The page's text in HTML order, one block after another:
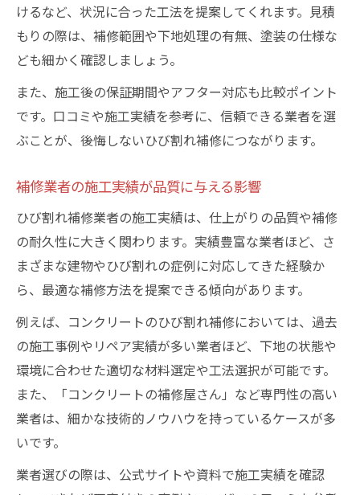
けるなど、状況に合った工法を提案してくれます。見積
もりの際は、補修範囲や下地処理の有無、塗装の仕様な
ども細かく確認しましょう。
また、施工後の保証期間やアフター対応も比較ポイント
です。口コミや施工実績を参考に、信頼できる業者を選
ぶことが、後悔しないひび割れ補修につながります。
補修業者の施工実績が品質に与える影響
ひび割れ補修業者の施工実績は、仕上がりの品質や補修
の耐久性に大きく関わります。実績豊富な業者ほど、さ
まざまな建物やひび割れの症例に対応してきた経験か
ら、最適な補修方法を提案できる傾向があります。
例えば、コンクリートのひび割れ補修においては、過去
の施工事例やリペア実績が多い業者ほど、下地の状態や
環境に合わせた適切な材料選定や工法選択が可能です。
また、「コンクリートの補修屋さん」など専門性の高い
業者は、細かな技術的ノウハウを持っているケースが多
いです。
業者選びの際は、公式サイトや資料で施工実績を確認